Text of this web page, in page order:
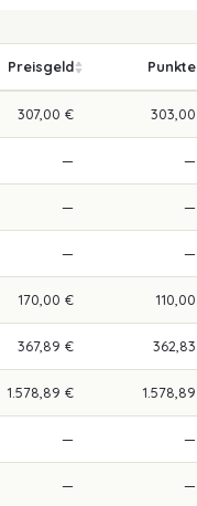
Preisgeld Punkte
307,00 € 303,00
— —
— —
— —
170,00 € 110,00
367,89 € 362,83
1.578,89 € 1.578,89
— —
— —